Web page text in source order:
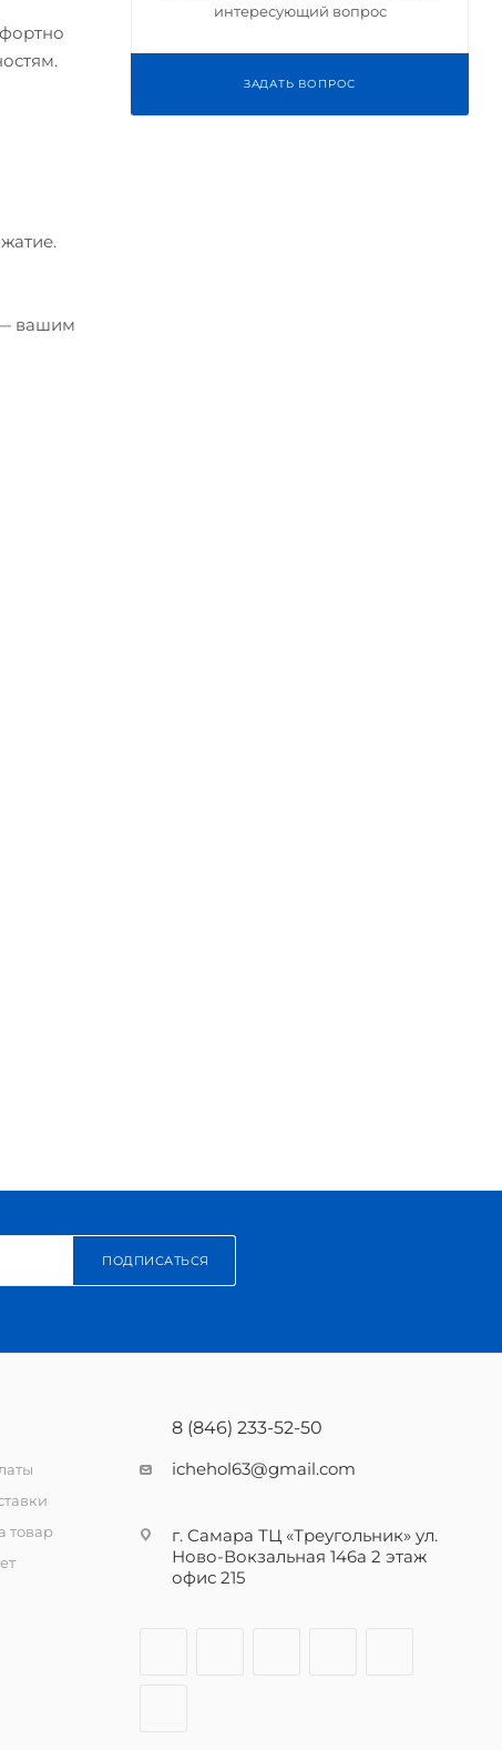
— вашим
интересующий вопрос
ЗАДАТЬ ВОПРОС
ПОДПИСАТЬСЯ
товар
8 (846) 233-52-50
ichehol63@gmail.com
г. Самара ТЦ «Треугольник» ул.
Ново-Вокзальная 146а 2 этаж
офис 215